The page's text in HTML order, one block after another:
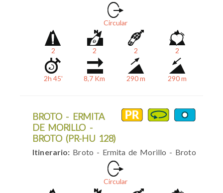
Circular
2 2 2 2
2h 45' 8,7 Km 290 m 290 m
BROTO - ERMITA
DE MORILLO -
BROTO (PR-HU 128)
Itinerario: Broto - Ermita de Morillo - Broto
Circular